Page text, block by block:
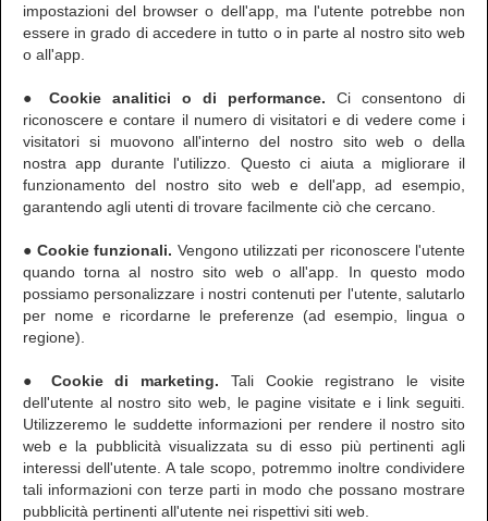
impostazioni del browser o dell'app, ma l'utente potrebbe non
essere in grado di accedere in tutto o in parte al nostro sito web
o all'app.
● Cookie analitici o di performance. Ci consentono di
riconoscere e contare il numero di visitatori e di vedere come i
visitatori si muovono all'interno del nostro sito web o della
nostra app durante l'utilizzo. Questo ci aiuta a migliorare il
funzionamento del nostro sito web e dell'app, ad esempio,
garantendo agli utenti di trovare facilmente ciò che cercano.
● Cookie funzionali. Vengono utilizzati per riconoscere l'utente
quando torna al nostro sito web o all'app. In questo modo
possiamo personalizzare i nostri contenuti per l'utente, salutarlo
per nome e ricordarne le preferenze (ad esempio, lingua o
regione).
● Cookie di marketing. Tali Cookie registrano le visite
dell'utente al nostro sito web, le pagine visitate e i link seguiti.
Utilizzeremo le suddette informazioni per rendere il nostro sito
web e la pubblicità visualizzata su di esso più pertinenti agli
interessi dell'utente. A tale scopo, potremmo inoltre condividere
tali informazioni con terze parti in modo che possano mostrare
pubblicità pertinenti all'utente nei rispettivi siti web.